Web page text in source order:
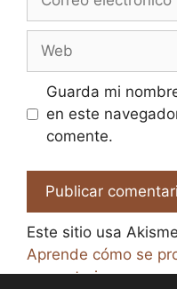
Web
Guarda mi
en este
comente.
Este sitio usa
Aprende cómo se
comentarios.